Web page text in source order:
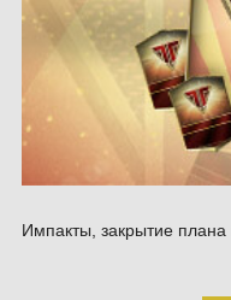
Импакты, закрытие